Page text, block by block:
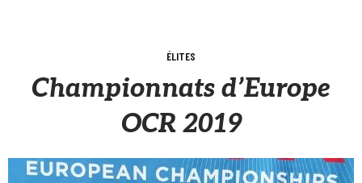
ÉLITES
Championnats d’Europe
OCR 2019